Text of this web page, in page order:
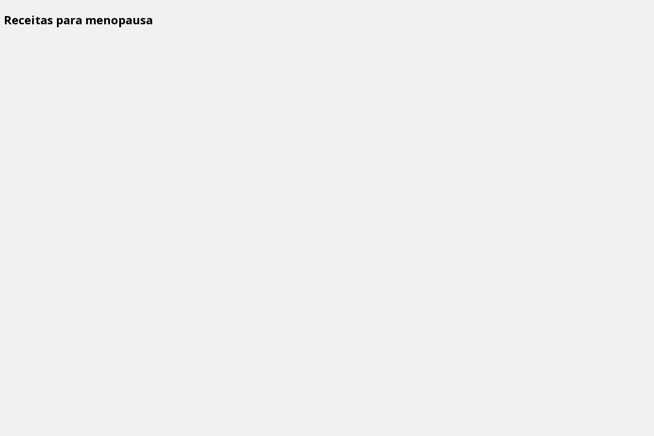
Receitas para menopausa